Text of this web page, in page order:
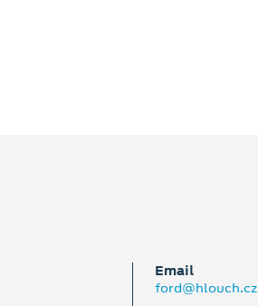
Email
ford@hlouch.cz